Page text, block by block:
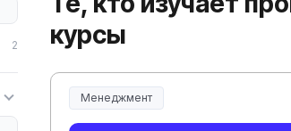
2
курсы
Менеджмент
Менеджмент и управление